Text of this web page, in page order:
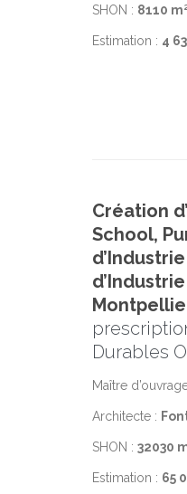
SHON : 8110
Estimation : 4
Création
School,
Durables
Maître
Architecte :
SHON : 32030
Estimation : 65